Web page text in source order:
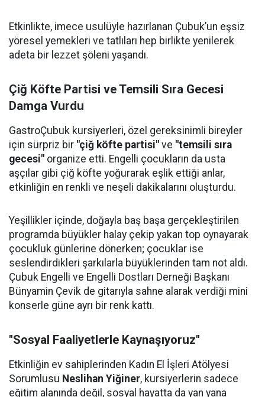
Etkinlikte, imece usulüyle hazırlanan Çubuk’un eşsiz
yöresel yemekleri ve tatlıları hep birlikte yenilerek
adeta bir lezzet şöleni yaşandı.
Çiğ Köfte Partisi ve Temsili Sıra Gecesi
Damga Vurdu
GastroÇubuk kursiyerleri, özel gereksinimli bireyler
için sürpriz bir "çiğ köfte partisi" ve "temsili sıra
gecesi" organize etti. Engelli çocukların da usta
aşçılar gibi çiğ köfte yoğurarak eşlik ettiği anlar,
etkinliğin en renkli ve neşeli dakikalarını oluşturdu.
Yeşillikler içinde, doğayla baş başa gerçekleştirilen
programda büyükler halay çekip yakan top oynayarak
çocukluk günlerine dönerken; çocuklar ise
seslendirdikleri şarkılarla büyüklerinden tam not aldı.
Çubuk Engelli ve Engelli Dostları Derneği Başkanı
Bünyamin Çevik de gitarıyla sahne alarak verdiği mini
konserle güne ayrı bir renk kattı.
"Sosyal Faaliyetlerle Kaynaşıyoruz"
Etkinliğin ev sahiplerinden Kadın El İşleri Atölyesi
Sorumlusu Neslihan Yiğiner, kursiyerlerin sadece
eğitim alanında değil, sosyal hayatta da yan yana